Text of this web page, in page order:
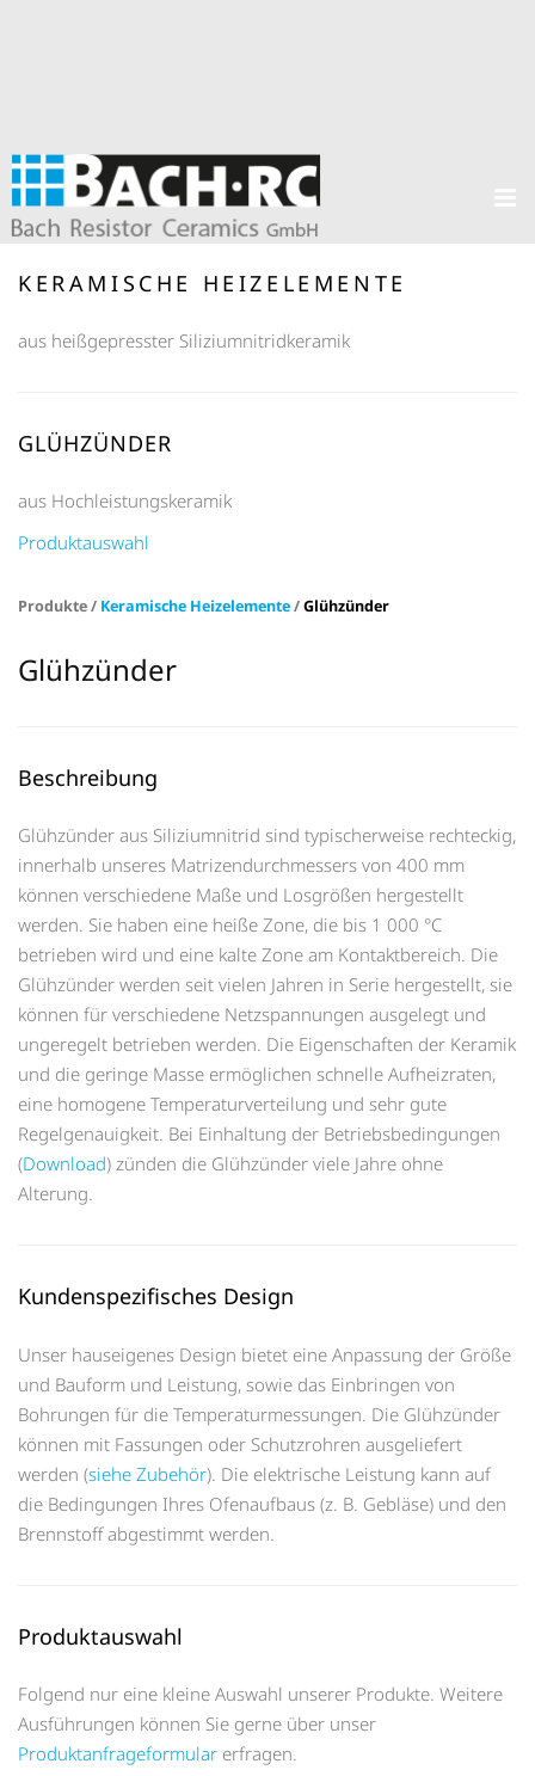
KERAMISCHE HEIZELEMENTE
aus heißgepresster Siliziumnitridkeramik
GLÜHZÜNDER
aus Hochleistungskeramik
Produktauswahl
Produkte / Keramische Heizelemente/Glühzünder
Glühzünder
Beschreibung
Glühzünder aus Siliziumnitrid sind typischerweise rechteckig,
innerhalb unseres Matrizendurchmessers von 400 mm
können verschiedene Maße und Losgrößen hergestellt
werden. Sie haben eine heiße Zone, die bis 1 000 °C
betrieben wird und eine kalte Zone am Kontaktbereich. Die
Glühzünder werden seit vielen Jahren in Serie hergestellt, sie
können für verschiedene Netzspannungen ausgelegt und
ungeregelt betrieben werden. Die Eigenschaften der Keramik
und die geringe Masse ermöglichen schnelle Aufheizraten,
eine homogene Temperaturverteilung und sehr gute
Regelgenauigkeit. Bei Einhaltung der Betriebsbedingungen
(Download) zünden die Glühzünder viele Jahre ohne
Alterung.
Kundenspezifisches Design
Unser hauseigenes Design bietet eine Anpassung der Größe
und Bauform und Leistung, sowie das Einbringen von
Bohrungen für die Temperaturmessungen. Die Glühzünder
können mit Fassungen oder Schutzrohren ausgeliefert
werden (siehe Zubehör). Die elektrische Leistung kann auf
die Bedingungen Ihres Ofenaufbaus (z. B. Gebläse) und den
Brennstoff abgestimmt werden.
Produktauswahl
Folgend nur eine kleine Auswahl unserer Produkte. Weitere
Ausführungen können Sie gerne über unser
Produktanfrageformular erfragen.